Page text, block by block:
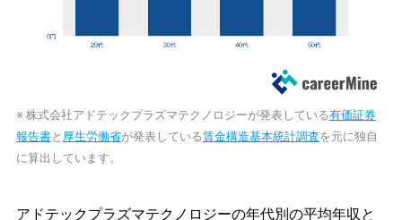
※ 株式会社アドテックプラズマテクノロジーが発表している有価証券
報告書と 厚生労働省が発表している賃金構造基本統計調査を元に独自
に算出しています。
アドテックプラズマテクノロジーの年代別の平均年収と